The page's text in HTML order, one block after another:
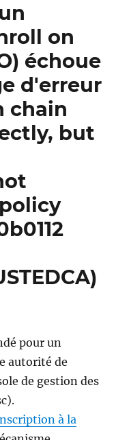
on
échoue
d'erreur
chain
but
pour un
autorité de
de gestion des
à la